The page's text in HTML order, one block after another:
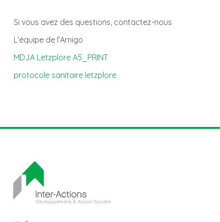
Si vous avez des questions, contactez-nous
L’équipe de l’Amigo
MDJA Letzplore A5_PRINT
protocole sanitaire letzplore